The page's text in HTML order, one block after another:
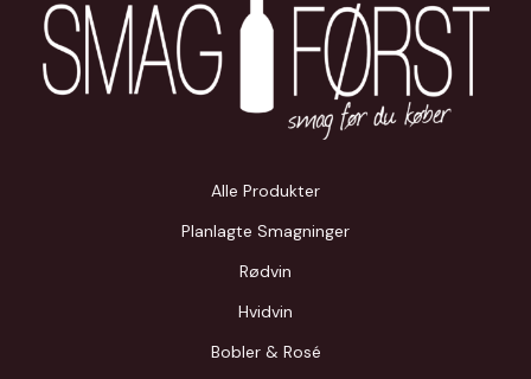
Alle Produkter
Planlagte Smagninger
Rødvin
Hvidvin
Bobler & Rosé